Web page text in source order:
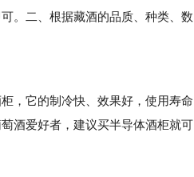
。二、根据藏酒的品质、种类、数
，它的制冷快、效果好，使用寿命
酒爱好者，建议买半导体酒柜就可